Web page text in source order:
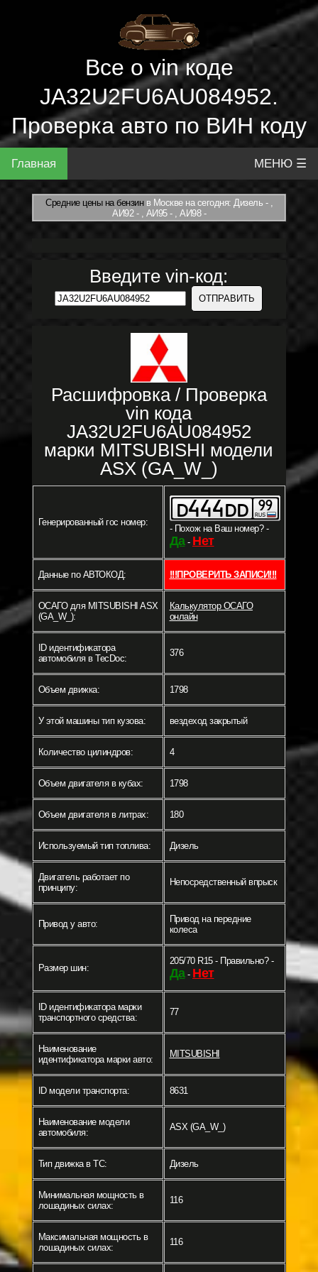
Все о vin коде
JA32U2FU6AU084952.
Проверка авто по ВИН коду
Главная МЕНЮ ☰
Средние цены на бензинв Москве на сегодня: Дизель - ,
АИ92 - , АИ95 - , АИ98 -
Введите vin-код:
Расшифровка / Проверка
vin кода
JA32U2FU6AU084952
марки MITSUBISHI модели
ASX (GA_W_)
Генерированный гос номер:
- Похож на Ваш номер? -
Да- Нет
Данные по АВТОКОД: !!!ПРОВЕРИТЬ ЗАПИСИ!!!
ОСАГО для MITSUBISHI ASX
(GA_W_):
Калькулятор ОСАГО
онлайн
ID идентификатора
автомобиля в TecDoc:
376
Объем движка: 1798
У этой машины тип кузова: вездеход закрытый
Количество цилиндров: 4
Объем двигателя в кубах: 1798
Объем двигателя в литрах: 180
Используемый тип топлива: Дизель
Двигатель работает по
принципу:
Непосредственный впрыск
Привод у авто:
Привод на передние
колеса
Размер шин:
205/70 R15 - Правильно? -
Да- Нет
ID идентификатора марки
транспортного средства:
77
Наименование
идентификатора марки авто:
MITSUBISHI
ID модели транспорта: 8631
Наименование модели
автомобиля:
ASX (GA_W_)
Тип движка в ТС: Дизель
Минимальная мощность в
лошадиных силах:
116
Максимальная мощность в
лошадиных силах:
116